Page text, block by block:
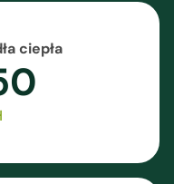
ciepła